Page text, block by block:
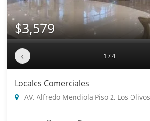
$3,579
‹ 1 / 4
Locales Comerciales
AV. Alfredo Mendiola Piso 2, Los Olivos